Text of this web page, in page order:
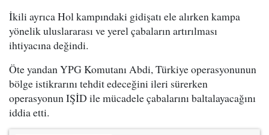
İkili ayrıca Hol kampındaki gidişatı ele alırken kampa
yönelik uluslararası ve yerel çabaların artırılması
ihtiyacına değindi.
Öte yandan YPG Komutanı Abdi, Türkiye operasyonunun
bölge istikrarını tehdit edeceğini ileri sürerken
operasyonun IŞİD ile mücadele çabalarını baltalayacağını
iddia etti.